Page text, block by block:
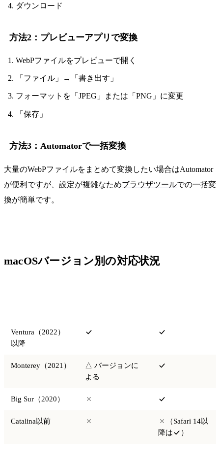
ダウンロード
方法2：プレビューアプリで変換
WebPファイルをプレビューで開く
「ファイル」→「書き出す」
フォーマットを「JPEG」または「PNG」に変更
「保存」
方法3：Automatorで一括変換
大量のWebPファイルをまとめて変換したい場合はAutomator
が便利ですが、設定が複雑なためブラウザツールでの一括変
換が簡単です。
macOSバージョン別の対応状況
Ventura（2022）
以降
Monterey（2021）
△ バージョンに
よる
Big Sur（2020）
Catalina以前
（Safari 14以
降は
）